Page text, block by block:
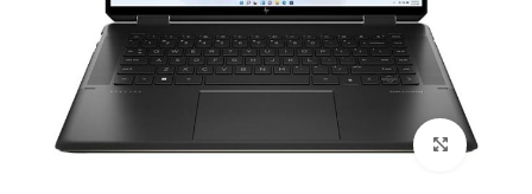
بزرگنمایی تصویر